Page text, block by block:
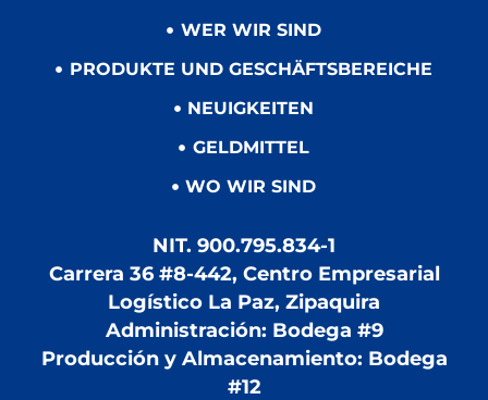
WER WIR SIND
PRODUKTE UND GESCHÄFTSBEREICHE
NEUIGKEITEN
GELDMITTEL
WO WIR SIND
NIT. 900.795.834-1
Carrera 36 #8-442, Centro Empresarial
Logístico La Paz, Zipaquira
Administración: Bodega #9
Producción y Almacenamiento: Bodega
#12